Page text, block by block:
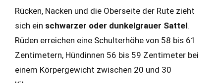
Rücken, Nacken und die Oberseite der Rute zieht
sich ein schwarzer oder dunkelgrauer Sattel.
Rüden erreichen eine Schulterhöhe von 58 bis 61
Zentimetern, Hündinnen 56 bis 59 Zentimeter bei
einem Körpergewicht zwischen 20 und 30